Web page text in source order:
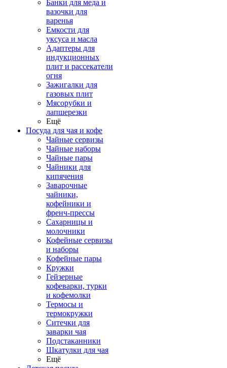
Банки для меда и
вазочки для
варенья
Емкости для
уксуса и масла
Адаптеры для
индукционных
плит и рассекатели
огня
Зажигалки для
газовых плит
Мясорубки и
лапшерезки
Ещё
Посуда для чая и кофе
Чайные сервизы
Чайные наборы
Чайные пары
Чайники для
кипячения
Заварочные
чайники,
кофейники и
френч-прессы
Сахарницы и
молочники
Кофейные сервизы
и наборы
Кофейные пары
Кружки
Гейзерные
кофеварки, турки
и кофемолки
Термосы и
термокружки
Ситечки для
заварки чая
Подстаканники
Шкатулки для чая
Ещё